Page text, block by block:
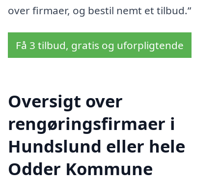
over firmaer, og bestil nemt et tilbud.”
Få 3 tilbud, gratis og uforpligtende
Oversigt over
rengøringsfirmaer i
Hundslund eller hele
Odder Kommune